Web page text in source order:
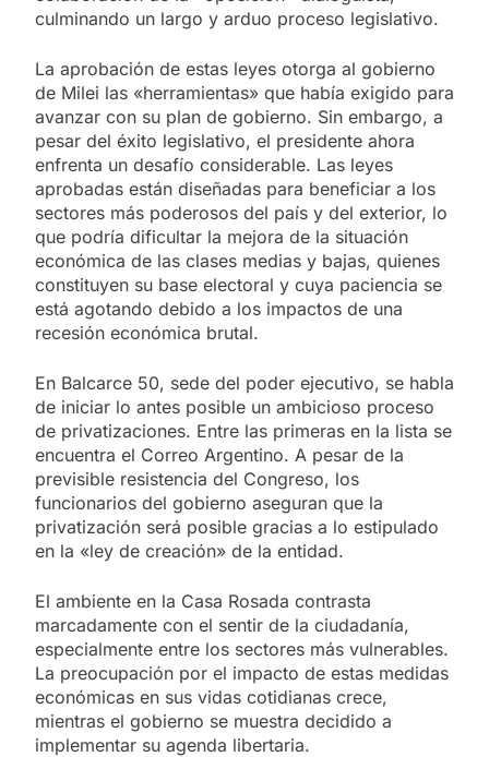
culminando un largo y arduo proceso legislativo.
La aprobación de estas leyes otorga al gobierno
de Milei las «herramientas» que había exigido para
avanzar con su plan de gobierno. Sin embargo, a
pesar del éxito legislativo, el presidente ahora
enfrenta un desafío considerable. Las leyes
aprobadas están diseñadas para beneficiar a los
sectores más poderosos del país y del exterior, lo
que podría dificultar la mejora de la situación
económica de las clases medias y bajas, quienes
constituyen su base electoral y cuya paciencia se
está agotando debido a los impactos de una
recesión económica brutal.
En Balcarce 50, sede del poder ejecutivo, se habla
de iniciar lo antes posible un ambicioso proceso
de privatizaciones. Entre las primeras en la lista se
encuentra el Correo Argentino. A pesar de la
previsible resistencia del Congreso, los
funcionarios del gobierno aseguran que la
privatización será posible gracias a lo estipulado
en la «ley de creación» de la entidad.
El ambiente en la Casa Rosada contrasta
marcadamente con el sentir de la ciudadanía,
especialmente entre los sectores más vulnerables.
La preocupación por el impacto de estas medidas
económicas en sus vidas cotidianas crece,
mientras el gobierno se muestra decidido a
implementar su agenda libertaria.